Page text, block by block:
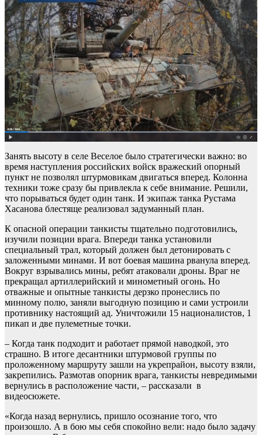
Занять высоту в селе Веселое было стратегически важно: во
время наступления российских войск вражеский опорный
пункт не позволял штурмовикам двигаться вперед. Колонна
техники тоже сразу бы привлекла к себе внимание. Решили,
что порываться будет один танк. И экипаж танка Рустама
Хасанова блестяще реализовал задуманный план.
К опасной операции танкисты тщательно подготовились,
изучили позиции врага. Впереди танка установили
специальный трал, который должен был детонировать с
заложенными минами. И вот боевая машина рванула вперед.
Вокруг взрывались мины, ребят атаковали дроны. Враг не
прекращал артиллерийский и минометный огонь. Но
отважные и опытные танкисты дерзко пронеслись по
минному полю, заняли выгодную позицию и сами устроили
противнику настоящий ад. Уничтожили 15 националистов, 1
пикап и две пулеметные точки.
– Когда танк подходит и работает прямой наводкой, это
страшно. В итоге десантники штурмовой группы по
проложенному маршруту зашли на укрепрайон, высоту взяли,
закрепились. Размотав опорник врага, танкисты невредимыми
вернулись в расположение части, – рассказали в
видеосюжете.
«Когда назад вернулись, пришло осознание того, что
произошло. А в бою мы себя спокойно вели: надо было задачу